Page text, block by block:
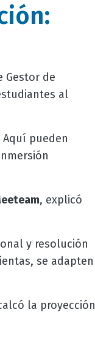
Gestor de
al
pueden
, explicó
y resolución
se adapten
la proyección